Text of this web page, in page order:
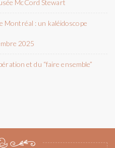
McCord Stewart
Montréal : un kaléidoscope
2025
et du “faire ensemble”